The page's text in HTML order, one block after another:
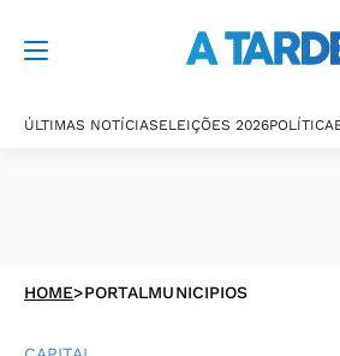
ÚLTIMAS NOTÍCIASELEIÇÕES 2026POLÍTICA
HOME>PORTALMUNICIPIOS